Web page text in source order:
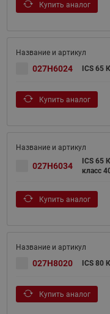
Купить аналог
027H6024 ICS 65
Купить аналог
027H6034
ICS 65
класс
Купить аналог
027H8020 ICS 80
Купить аналог